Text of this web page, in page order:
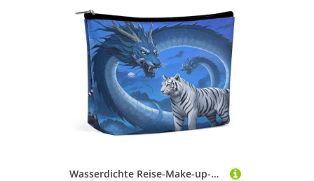
Wasserdichte Reise-Make-up-Tasche, Organizer, PU-Leder, weißer Tiger, blauer Drache, Kosmetiktasche, kleiner Kulturbeutel, niedlich, tragbare Reißverschlusstasche für Damen und Herren, Reisezubehör